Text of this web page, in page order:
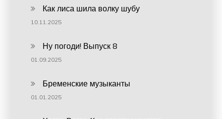
Как лиса шила волку шубу
10.11.2025
Ну погоди! Выпуск 8
01.09.2025
Бременские музыканты
01.01.2025